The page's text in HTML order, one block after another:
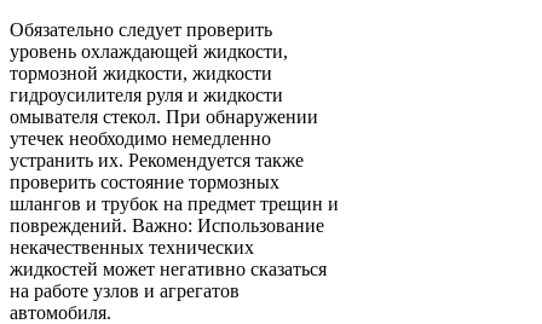
Обязательно следует проверить
уровень охлаждающей жидкости,
тормозной жидкости, жидкости
гидроусилителя руля и жидкости
омывателя стекол. При обнаружении
утечек необходимо немедленно
устранить их. Рекомендуется также
проверить состояние тормозных
шлангов и трубок на предмет трещин и
повреждений. Важно: Использование
некачественных технических
жидкостей может негативно сказаться
на работе узлов и агрегатов
автомобиля.